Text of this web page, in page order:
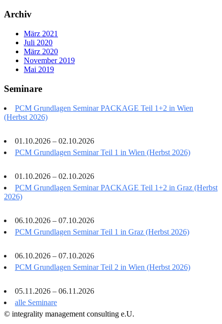
Archiv
März 2021
Juli 2020
März 2020
November 2019
Mai 2019
Seminare
PCM Grundlagen Seminar PACKAGE Teil 1+2 in Wien
(Herbst 2026)
01.10.2026 – 02.10.2026
PCM Grundlagen Seminar Teil 1 in Wien (Herbst 2026)
01.10.2026 – 02.10.2026
PCM Grundlagen Seminar PACKAGE Teil 1+2 in Graz (Herbst
2026)
06.10.2026 – 07.10.2026
PCM Grundlagen Seminar Teil 1 in Graz (Herbst 2026)
06.10.2026 – 07.10.2026
PCM Grundlagen Seminar Teil 2 in Wien (Herbst 2026)
05.11.2026 – 06.11.2026
alle Seminare
© integrality management consulting e.U.